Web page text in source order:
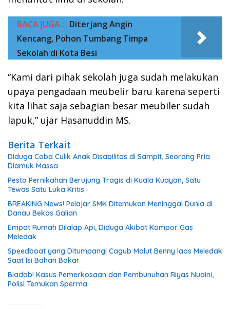
BACA JUGA : Diterjang Angin
Kencang, Pohon Tumbang Timpa
Sekolah di Kota Besi
“Kami dari pihak sekolah juga sudah melakukan
upaya pengadaan meubelir baru karena seperti
kita lihat saja sebagian besar meubiler sudah
lapuk,” ujar Hasanuddin MS.
Berita Terkait
Diduga Coba Culik Anak Disabilitas di Sampit, Seorang Pria
Diamuk Massa
Pesta Pernikahan Berujung Tragis di Kuala Kuayan, Satu
Tewas Satu Luka Kritis
BREAKING News! Pelajar SMK Ditemukan Meninggal Dunia di
Danau Bekas Galian
Empat Rumah Dilalap Api, Diduga Akibat Kompor Gas
Meledak
Speedboat yang Ditumpangi Cagub Malut Benny laos Meledak
Saat Isi Bahan Bakar
Biadab! Kasus Pemerkosaan dan Pembunuhan Riyas Nuaini,
Polisi Temukan Sperma